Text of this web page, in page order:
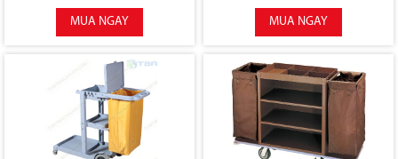
MUA NGAY MUA NGAY